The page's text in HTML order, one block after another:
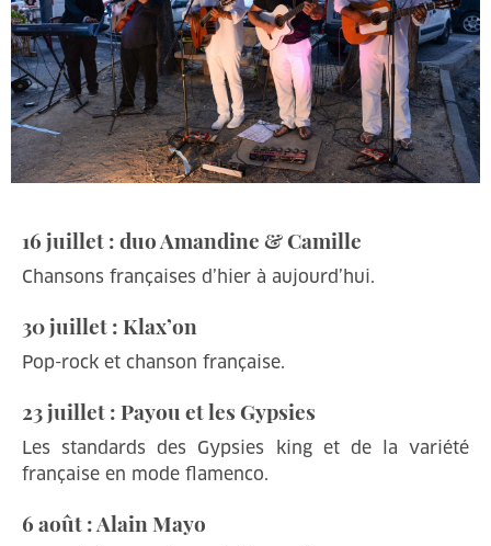
16 juillet : duo Amandine & Camille
Chansons françaises d’hier à aujourd’hui.
30 juillet : Klax’on
Pop-rock et chanson française.
23 juillet : Payou et les Gypsies
Les standards des Gypsies king et de la variété
française en mode flamenco.
6 août : Alain Mayo